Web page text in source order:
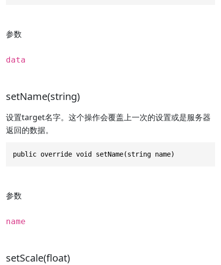
参数
data
setName(string)
设置target名字。这个操作会覆盖上一次的设置或是服务器
返回的数据。
public override void setName(string name)
参数
name
setScale(float)